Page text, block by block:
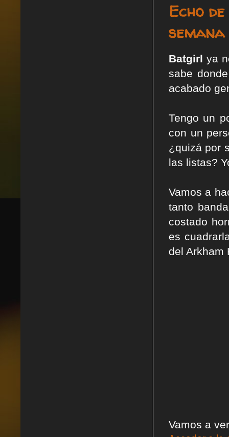
Echo
semana
Batgirl ya
sabe
acabado
Tengo un
con un
¿quizá por
las listas?
Vamos a
tanto
costado
es
del Arkham
Vamos a